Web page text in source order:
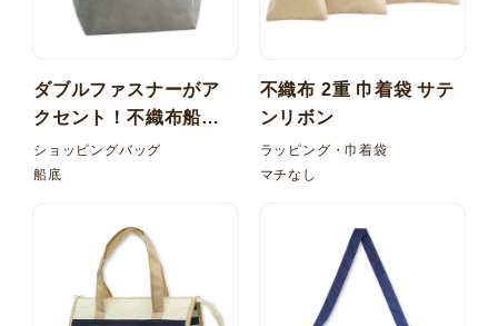
ダブルファスナーがア
クセント！不織布船底
バッグ 内ポケット
ショッピングバッグ
船底
不織布 2重 巾着袋 サテ
ンリボン
ラッピング・巾着袋
マチなし